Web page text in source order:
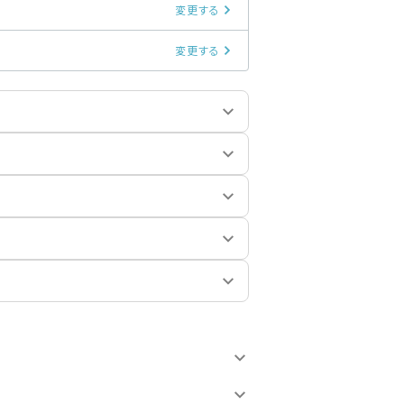
変更する
変更する